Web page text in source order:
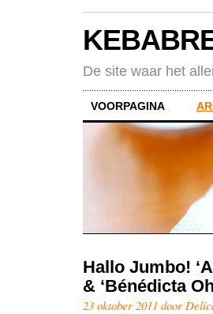
De site waar het
VOORPAGINA
Hallo Jumbo!
& ‘Bénédicta
23 oktober 2011 door